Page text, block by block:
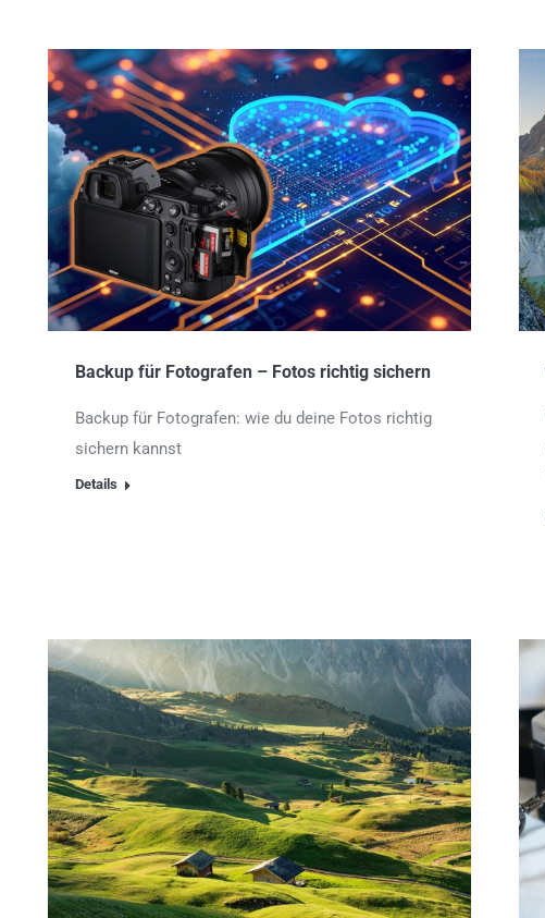
Backup für Fotografen – Fotos richtig sichern
Backup für Fotografen: wie du deine Fotos richtig
sichern kannst
Details